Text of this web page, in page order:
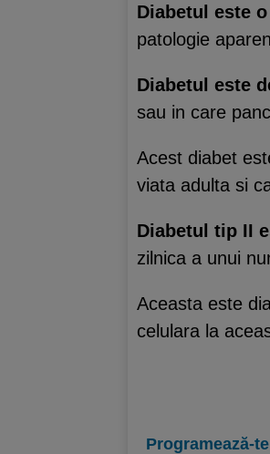
Diabetul este
patologie
Diabetul este
sau in care
Acest diabet
viata adulta si
Diabetul tip II
zilnica a unui
Aceasta este
celulara la
Programează-